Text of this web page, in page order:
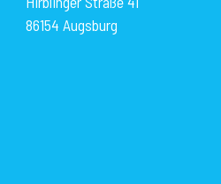
86154 Augsburg